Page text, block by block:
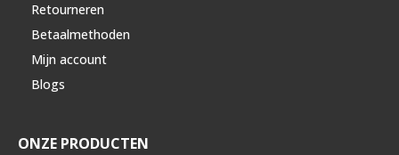
Retourneren
Betaalmethoden
Mijn account
Blogs
ONZE PRODUCTEN